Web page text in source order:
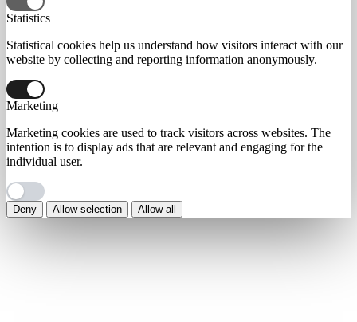
Statistics
Statistical cookies help us understand how visitors interact with our
website by collecting and reporting information anonymously.
Marketing
Marketing cookies are used to track visitors across websites. The
intention is to display ads that are relevant and engaging for the
individual user.
Deny Allow selection Allow all